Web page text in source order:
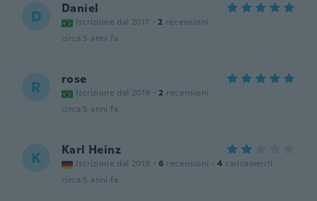
D Daniel
Iscrizione dal 2017 · 2 recensioni
circa 5 anni fa
R rose
Iscrizione dal 2019 · 2 recensioni
circa 5 anni fa
K Karl Heinz
Iscrizione dal 2019 · 6 recensioni · 4 caricamenti
circa 5 anni fa